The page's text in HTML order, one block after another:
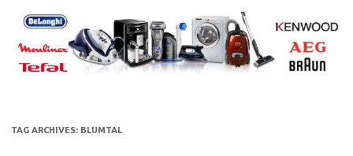
content
TAG ARCHIVES: BLUMTAL